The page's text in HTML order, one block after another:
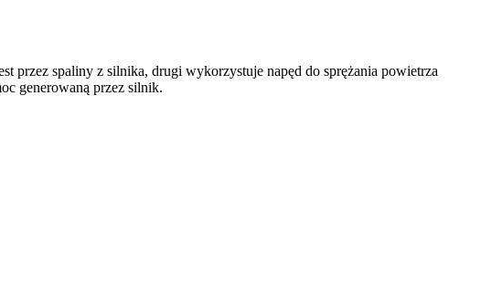
przez spaliny z silnika, drugi wykorzystuje napęd do sprężania powietrza
generowaną przez silnik.